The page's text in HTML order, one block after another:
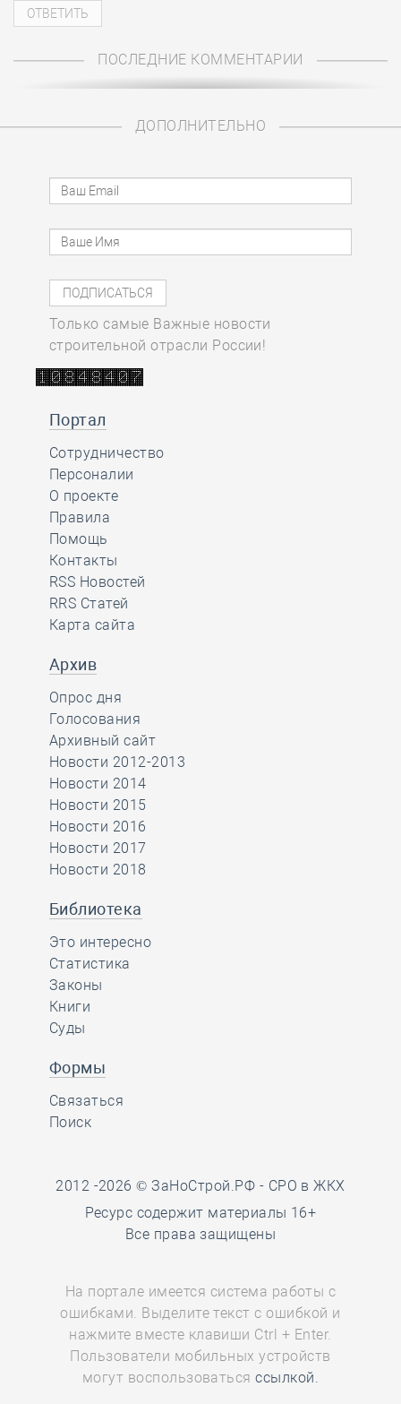
ПОСЛЕДНИЕ КОММЕНТАРИИ
ДОПОЛНИТЕЛЬНО
Только самые Важные новости
строительной отрасли России!
Портал
Сотрудничество
Персоналии
О проекте
Правила
Помощь
Контакты
RSS Новостей
RRS Статей
Карта сайта
Архив
Опрос дня
Голосования
Архивный сайт
Новости 2012-2013
Новости 2014
Новости 2015
Новости 2016
Новости 2017
Новости 2018
Библиотека
Это интересно
Статистика
Законы
Книги
Суды
Формы
Связаться
Поиск
2012 -2026 © ЗаНоСтрой.РФ - СРО в ЖКХ
Ресурс содержит материалы 16+
Все права защищены
На портале имеется система работы с
ошибками. Выделите текст с ошибкой и
нажмите вместе клавиши Ctrl + Enter.
Пользователи мобильных устройств
могут воспользоватьсяссылкой.